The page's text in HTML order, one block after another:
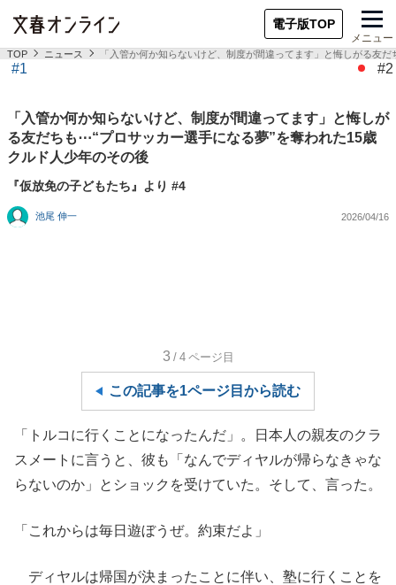
電子版TOP
メニュー
TOP ニュース 「入管か何か知らないけど、制度が間違ってます」と悔しがる友
#1 #2
「入管か何か知らないけど、制度が間違ってます」と悔しが
る友だちも⋯“プロサッカー選手になる夢”を奪われた15歳
クルド人少年のその後
『仮放免の子どもたち』より #4
池尾 伸一 2026/04/16
3 /4 ページ目
この記事を1ページ目から読む
「トルコに行くことになったんだ」。日本人の親友のクラ
スメートに言うと、彼も「なんでディヤルが帰らなきゃな
らないのか」とショックを受けていた。そして、言った。
「これからは毎日遊ぼうぜ。約束だよ」
ディヤルは帰国が決まったことに伴い、塾に行くことを